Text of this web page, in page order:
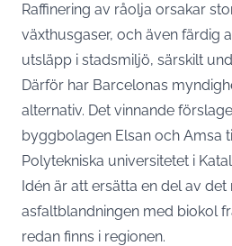
Raffinering av råolja orsakar
växthusgaser, och även färdig
utsläpp i stadsmiljö, särskilt
Därför har Barcelonas
alternativ. Det vinnande
byggbolagen Elsan och Amsa
Polytekniska universitetet i
Idén är att ersätta en del av
asfaltblandningen med biokol
redan finns i regionen.